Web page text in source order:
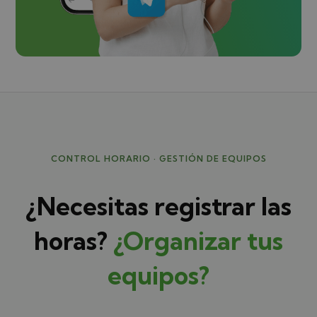
CONTROL HORARIO · GESTIÓN DE EQUIPOS
¿Necesitas registrar las
horas? ¿Organizar tus
equipos?